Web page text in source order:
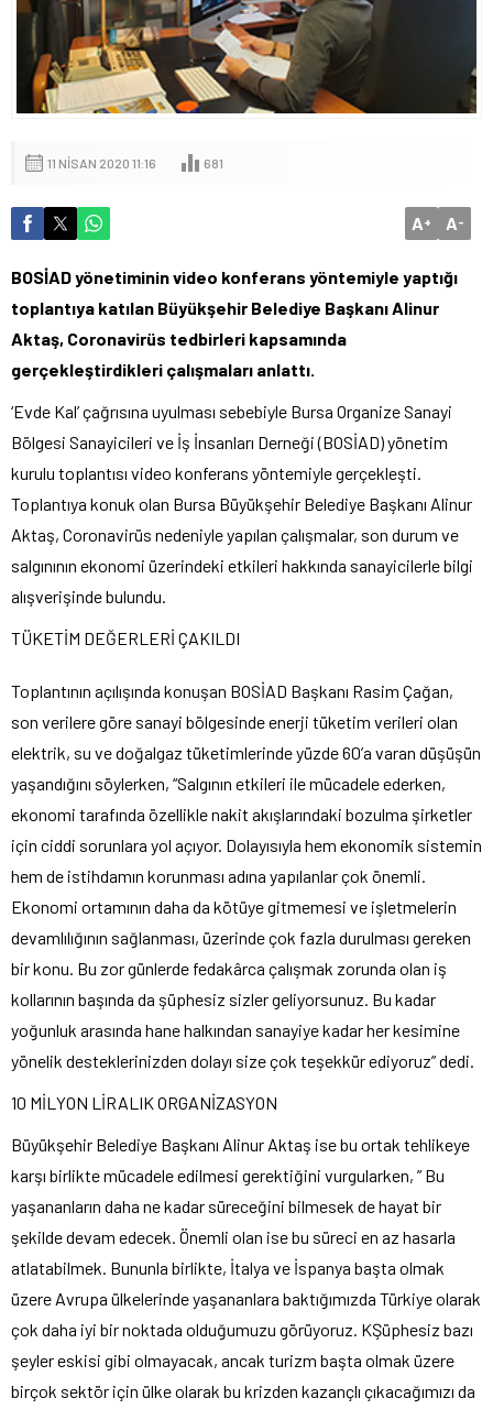
11 NISAN 2020 11:16 681
A+ A-
BOSİAD yönetiminin video konferans yöntemiyle yaptığı
toplantıya katılan Büyükşehir Belediye Başkanı Alinur
Aktaş, Coronavirüs tedbirleri kapsamında
gerçekleştirdikleri çalışmaları anlattı.
‘Evde Kal’ çağrısına uyulması sebebiyle Bursa Organize Sanayi
Bölgesi Sanayicileri ve İş İnsanları Derneği (BOSİAD) yönetim
kurulu toplantısı video konferans yöntemiyle gerçekleşti.
Toplantıya konuk olan Bursa Büyükşehir Belediye Başkanı Alinur
Aktaş, Coronavirüs nedeniyle yapılan çalışmalar, son durum ve
salgınının ekonomi üzerindeki etkileri hakkında sanayicilerle bilgi
alışverişinde bulundu.
TÜKETİM DEĞERLERİ ÇAKILDI
Toplantının açılışında konuşan BOSİAD Başkanı Rasim Çağan,
son verilere göre sanayi bölgesinde enerji tüketim verileri olan
elektrik, su ve doğalgaz tüketimlerinde yüzde 60’a varan düşüşün
yaşandığını söylerken, “Salgının etkileri ile mücadele ederken,
ekonomi tarafında özellikle nakit akışlarındaki bozulma şirketler
için ciddi sorunlara yol açıyor. Dolayısıyla hem ekonomik sistemin
hem de istihdamın korunması adına yapılanlar çok önemli.
Ekonomi ortamının daha da kötüye gitmemesi ve işletmelerin
devamlılığının sağlanması, üzerinde çok fazla durulması gereken
bir konu. Bu zor günlerde fedakârca çalışmak zorunda olan iş
kollarının başında da şüphesiz sizler geliyorsunuz. Bu kadar
yoğunluk arasında hane halkından sanayiye kadar her kesimine
yönelik desteklerinizden dolayı size çok teşekkür ediyoruz” dedi.
10 MİLYON LİRALIK ORGANİZASYON
Büyükşehir Belediye Başkanı Alinur Aktaş ise bu ortak tehlikeye
karşı birlikte mücadele edilmesi gerektiğini vurgularken, ” Bu
yaşananların daha ne kadar süreceğini bilmesek de hayat bir
şekilde devam edecek. Önemli olan ise bu süreci en az hasarla
atlatabilmek. Bununla birlikte, İtalya ve İspanya başta olmak
üzere Avrupa ülkelerinde yaşananlara baktığımızda Türkiye olarak
çok daha iyi bir noktada olduğumuzu görüyoruz. KŞüphesiz bazı
şeyler eskisi gibi olmayacak, ancak turizm başta olmak üzere
birçok sektör için ülke olarak bu krizden kazançlı çıkacağımızı da